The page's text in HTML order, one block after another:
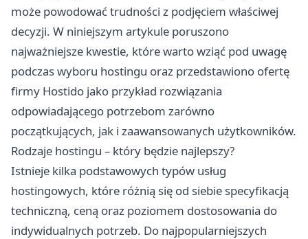
może powodować trudności z podjęciem właściwej
decyzji. W niniejszym artykule poruszono
najważniejsze kwestie, które warto wziąć pod uwagę
podczas wyboru hostingu oraz przedstawiono ofertę
firmy Hostido jako przykład rozwiązania
odpowiadającego potrzebom zarówno
początkujących, jak i zaawansowanych użytkowników.
Rodzaje hostingu – który będzie najlepszy?
Istnieje kilka podstawowych typów usług
hostingowych, które różnią się od siebie specyfikacją
techniczną, ceną oraz poziomem dostosowania do
indywidualnych potrzeb. Do najpopularniejszych